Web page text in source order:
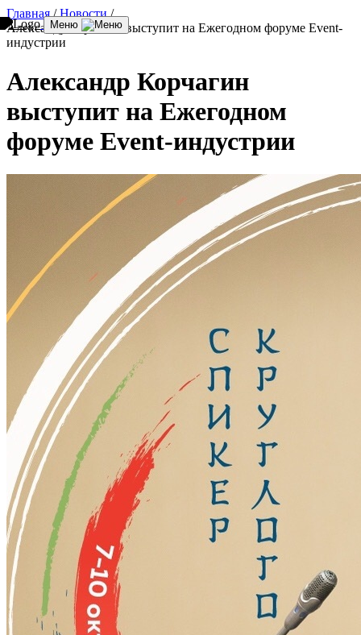
Меню
Главная / Новости /
Александр Корчагин выступит на Ежегодном форуме Event-
индустрии
Александр Корчагин
выступит на Ежегодном
форуме Event-индустрии